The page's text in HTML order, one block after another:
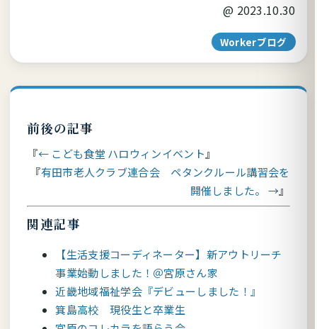
@ 2023.10.30
Workerブログ
前後の記事
← こども食堂 ハロウィンイベント
有田市老人クラブ連合会 ペタンクルール講習会を
開催しました。 →
関連記事
【生活支援コーディネーター】新アウトリーチ
事業始動しました！＠宮原さん家
近畿地域福祉学会『デビューしました！』
箕島高校 現役生と卒業生